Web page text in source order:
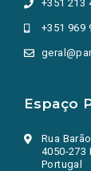
+351 213
+351 969
Espaço
Rua
4050-273
Portugal